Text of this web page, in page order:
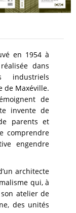
en 1954 à
dans
industriels
de Maxéville.
de
invente de
parents et
comprendre
engendre
architecte
qui, à
atelier de
des unités